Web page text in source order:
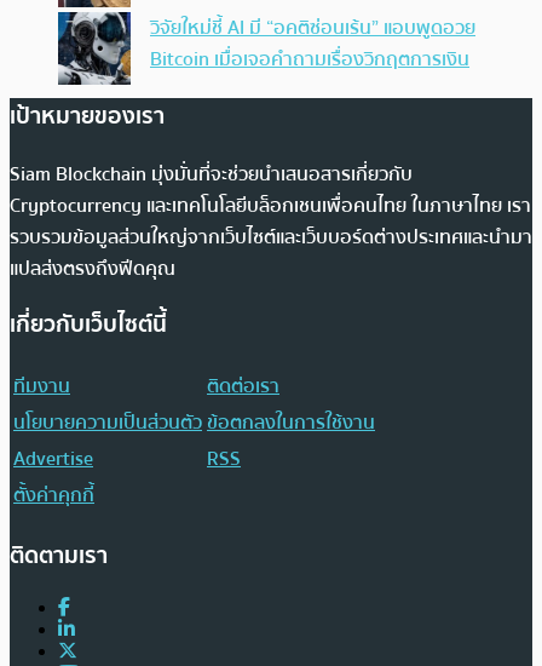
วิจัยใหม่ชี้ AI มี “อคติซ่อนเร้น” แอบพูดอวย
Bitcoin เมื่อเจอคำถามเรื่องวิกฤตการเงิน
เป้าหมายของเรา
Siam Blockchain มุ่งมั่นที่จะช่วยนำเสนอสารเกี่ยวกับ
Cryptocurrency และเทคโนโลยีบล็อกเชนเพื่อคนไทย ในภาษาไทย เรา
รวบรวมข้อมูลส่วนใหญ่จากเว็บไซต์และเว็บบอร์ดต่างประเทศและนำมา
แปลส่งตรงถึงฟีดคุณ
เกี่ยวกับเว็บไซต์นี้
ทีมงาน
ติดต่อเรา
นโยบายความเป็นส่วนตัวข้อตกลงในการใช้งาน
Advertise
RSS
ตั้งค่าคุกกี้
ติดตามเรา